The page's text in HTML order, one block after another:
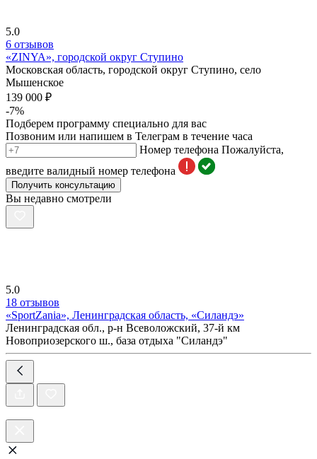
5.0
6 отзывов
«ZINYA», городской округ Ступино
Московская область, городской округ Ступино, село
Мышенское
139 000 ₽
-7%
Подберем программу специально для вас
Позвоним или напишем в Телеграм в течение часа
Номер телефона Пожалуйста,
введите валидный номер телефона
Получить консультацию
Вы недавно смотрели
5.0
18 отзывов
«SportZania», Ленинградская область, «Силандэ»
Ленинградская обл., р-н Всеволожский, 37-й км
Новоприозерского ш., база отдыха "Силандэ"